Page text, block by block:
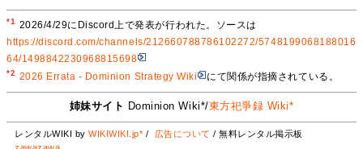
*1 2026/4/29にDiscord上で発表が行われた。ソースは
https://discord.com/channels/212660788786102272/5748199068188016
64/1498842230968815698
*2 2026 Errata - Dominion Strategy Wiki にて関係が指摘されている。
姉妹サイト Dominion Wiki*/東方祀爭録 Wiki*
レンタルWIKI byWIKIWIKI.jp* / 広告について / 無料レンタル掲示板